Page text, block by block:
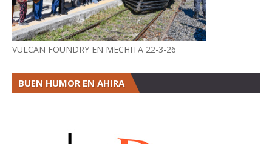
VULCAN FOUNDRY EN MECHITA 22-3-26
BUEN HUMOR EN AHIRA